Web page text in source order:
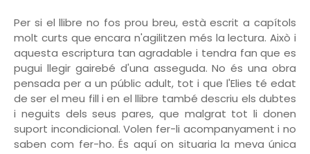
Per si el llibre no fos prou breu, està escrit a capítols
molt curts que encara n'agilitzen més la lectura. Això i
aquesta escriptura tan agradable i tendra fan que es
pugui llegir gairebé d'una asseguda. No és una obra
pensada per a un públic adult, tot i que l'Elies té edat
de ser el meu fill i en el llibre també descriu els dubtes
i neguits dels seus pares, que malgrat tot li donen
suport incondicional. Volen fer-li acompanyament i no
saben com fer-ho. És aquí on situaria la meva única